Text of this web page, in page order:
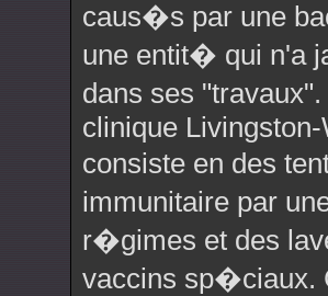
caus�s par une
une entit� qui n'a
dans ses
clinique
consiste en des
immunitaire par
r�gimes et des
vaccins sp�ciaux.